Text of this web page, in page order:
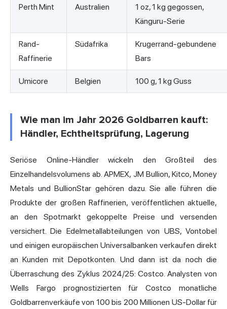
Perth Mint Australien
1 oz, 1 kg gegossen,
Känguru-Serie
Rand-
Raffinerie
Südafrika
Krugerrand-gebundene
Bars
Umicore Belgien 100 g, 1 kg Guss
Wie man im Jahr 2026 Goldbarren kauft:
Händler, Echtheitsprüfung, Lagerung
Seriöse Online-Händler wickeln den Großteil des
Einzelhandelsvolumens ab. APMEX, JM Bullion, Kitco, Money
Metals und BullionStar gehören dazu. Sie alle führen die
Produkte der großen Raffinerien, veröffentlichen aktuelle,
an den Spotmarkt gekoppelte Preise und versenden
versichert. Die Edelmetallabteilungen von UBS, Vontobel
und einigen europäischen Universalbanken verkaufen direkt
an Kunden mit Depotkonten. Und dann ist da noch die
Überraschung des Zyklus 2024/25: Costco. Analysten von
Wells Fargo prognostizierten für Costco monatliche
Goldbarrenverkäufe von 100 bis 200 Millionen US-Dollar für